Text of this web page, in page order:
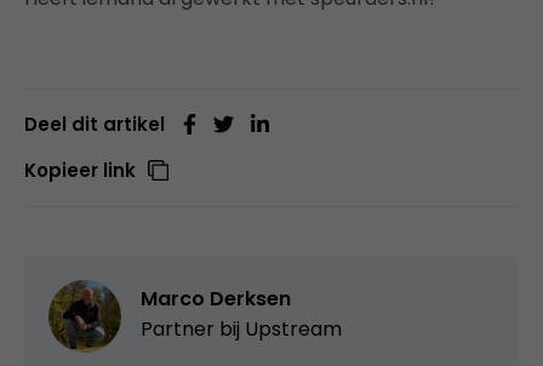
Deel dit artikel
Kopieer link
Marco Derksen
Partner bij Upstream